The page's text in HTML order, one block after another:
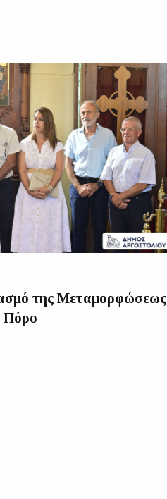
της Μεταμορφώσεως
Πόρο